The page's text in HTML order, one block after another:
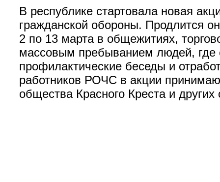
В республике стартовала новая
гражданской обороны. Продлится
2 по 13 марта в общежитиях,
массовым пребыванием людей, где
профилактические беседы и
работников РОЧС в акции
общества Красного Креста и